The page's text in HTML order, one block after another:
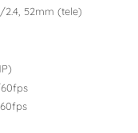
2.4, 52mm (tele)